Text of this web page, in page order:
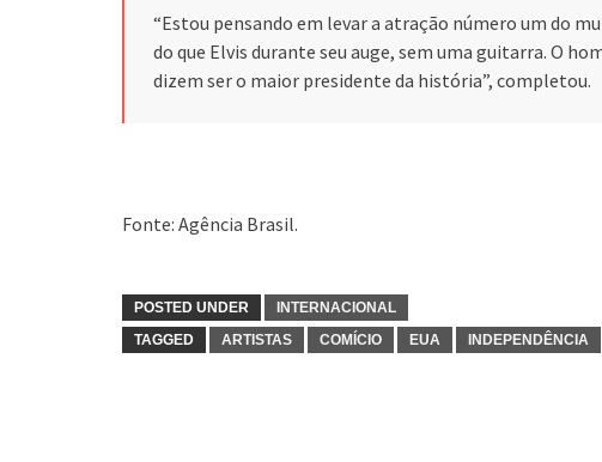
“Estou pensando em levar a atração número um do
do que Elvis durante seu auge, sem uma guitarra. O
dizem ser o maior presidente da história”, completou.
Fonte: Agência Brasil.
POSTED UNDER
INTERNACIONAL
TAGGED
ARTISTAS COMÍCIO EUA INDEPENDÊNCIA